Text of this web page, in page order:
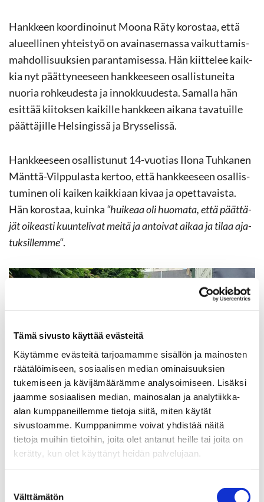
Tämä sivusto käyttää evästeitä
Käytämme evästeitä tarjoamamme sisällön ja mainosten
räätälöimiseen, sosiaalisen median ominaisuuksien
tukemiseen ja kävijämäärämme analysoimiseen. Lisäksi
jaamme sosiaalisen median, mainosalan ja analytiikka-
alan kumppaneillemme tietoja siitä, miten käytät
sivustoamme. Kumppanimme voivat yhdistää näitä
tietoja muihin tietoihin, joita olet antanut heille tai joita on
kerätty, kun olet käyttänyt heidän palvelujaan.
valinta
Välttämätön
Hank­keen koor­di­noi­nut Moona Räty ko­ros­taa, että
alu­eel­li­nen yh­teis­työ on avai­na­se­mas­sa vai­kut­ta­mis­
mah­dol­li­suuk­sien pa­ran­ta­mi­ses­sa. Hän kiit­te­lee kaik­
kia nyt päät­ty­nee­seen hank­kee­seen osal­lis­tu­nei­ta
nuo­ria roh­keu­des­ta ja in­nok­kuu­des­ta. Sa­mal­la hän
esit­tää kii­tok­sen kai­kil­le hank­keen ai­ka­na ta­va­tuil­le
päät­tä­jil­le Hel­sin­gis­sä ja Brys­se­lis­sä.
Hank­kee­seen osal­lis­tu­nut 14-​vuotias Ilona Tuh­ka­nen
Mänttä-​Vilppulasta ker­too, että hank­kee­seen osal­lis­
tu­mi­nen oli kai­ken kaik­ki­aan kivaa ja opet­ta­vais­ta.
Hän ko­ros­taa, kuin­ka “hui­ke­aa oli huo­ma­ta, että päät­tä­
jät oi­keas­ti kuun­te­li­vat meitä ja an­toi­vat aikaa ja tilaa aja­
tuk­sil­lem­me“.